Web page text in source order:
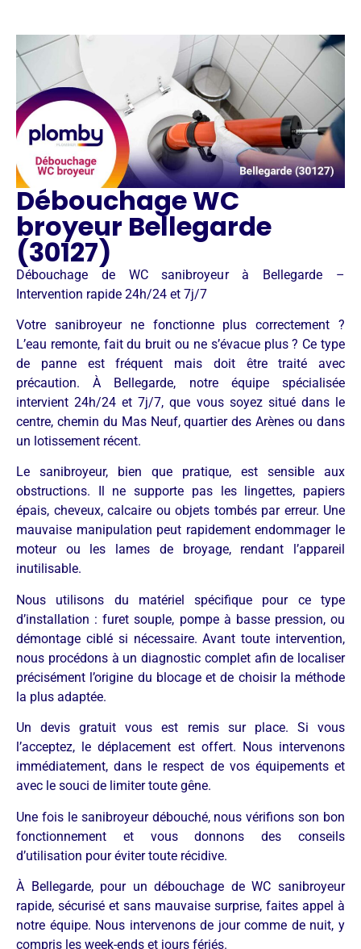
Débouchage WC
broyeur Bellegarde
(30127)
Débouchage de WC sanibroyeur à Bellegarde –
Intervention rapide 24h/24 et 7j/7
Votre sanibroyeur ne fonctionne plus correctement ?
L’eau remonte, fait du bruit ou ne s’évacue plus ? Ce type
de panne est fréquent mais doit être traité avec
précaution. À Bellegarde, notre équipe spécialisée
intervient 24h/24 et 7j/7, que vous soyez situé dans le
centre, chemin du Mas Neuf, quartier des Arènes ou dans
un lotissement récent.
Le sanibroyeur, bien que pratique, est sensible aux
obstructions. Il ne supporte pas les lingettes, papiers
épais, cheveux, calcaire ou objets tombés par erreur. Une
mauvaise manipulation peut rapidement endommager le
moteur ou les lames de broyage, rendant l’appareil
inutilisable.
Nous utilisons du matériel spécifique pour ce type
d’installation : furet souple, pompe à basse pression, ou
démontage ciblé si nécessaire. Avant toute intervention,
nous procédons à un diagnostic complet afin de localiser
précisément l’origine du blocage et de choisir la méthode
la plus adaptée.
Un devis gratuit vous est remis sur place. Si vous
l’acceptez, le déplacement est offert. Nous intervenons
immédiatement, dans le respect de vos équipements et
avec le souci de limiter toute gêne.
Une fois le sanibroyeur débouché, nous vérifions son bon
fonctionnement et vous donnons des conseils
d’utilisation pour éviter toute récidive.
À Bellegarde, pour un débouchage de WC sanibroyeur
rapide, sécurisé et sans mauvaise surprise, faites appel à
notre équipe. Nous intervenons de jour comme de nuit, y
compris les week-ends et jours fériés.